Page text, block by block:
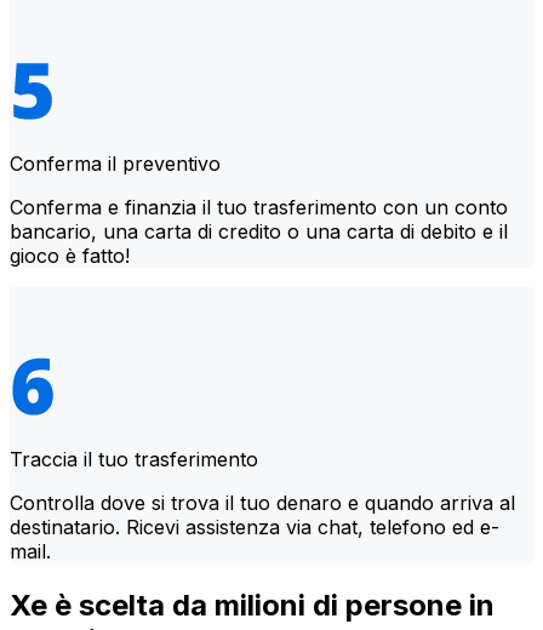
Conferma il preventivo
Conferma e finanzia il tuo trasferimento con un conto
bancario, una carta di credito o una carta di debito e il
gioco è fatto!
Traccia il tuo trasferimento
Controlla dove si trova il tuo denaro e quando arriva al
destinatario. Ricevi assistenza via chat, telefono ed e-
mail.
Xe è scelta da milioni di persone in